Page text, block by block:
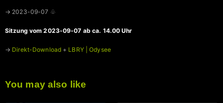
→ 2023-09-07 ♧
Sitzung vom 2023-09-07 ab ca. 14.00 Uhr
→ Direkt-Download + LBRY | Odysee
You may also like